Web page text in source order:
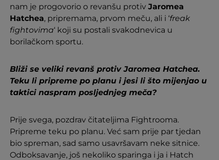
nam je progovorio o revanšu protiv Jaromea
Hatchea, pripremama, prvom meču, ali i ‘freak
fightovima‘ koji su postali svakodnevica u
borilačkom sportu.
Bliži se veliki revanš protiv Jaromea Hatchea.
Teku li pripreme po planu i jesi li što mijenjao u
taktici naspram posljednjeg meča?
Prije svega, pozdrav čitateljima Fightrooma.
Pripreme teku po planu. Već sam prije par tjedan
bio spreman, sad samo usavršavam neke sitnice.
Odboksavanje, još nekoliko sparinga i ja i Hatch